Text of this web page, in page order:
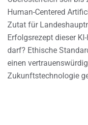
Human-Centered
Zutat für
Erfolgsrezept dieser
darf? Ethische
einen
Zukunftstechnologie